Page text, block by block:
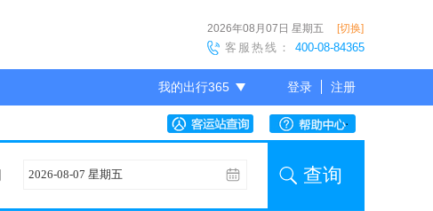
2026年08月07日 星期五 [切换]
客服热线： 400-08-84365
我的出行365 登录 注册
尊敬的会员
查询